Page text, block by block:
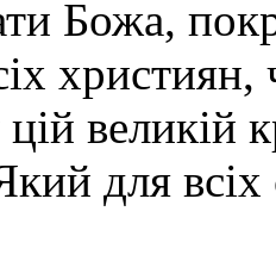
Божа,
християн,
великій
для